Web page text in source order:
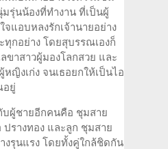
รุ่นน้องที่ทำงาน ที่เป็นผู้
แอบหลงรักเจ้านายอย่าง
กอย่าง โดยสุบรรณเองก็
ขาสาวผู้มองโลกสวย และ
ญิงเก่ง จนเธอยกให้เป็นไอ
อยู่
ายอีกคนคือ ชุมสาย
รางทอง และลูก ชุมสาย
รุนแรง โดยทั้งคู่ใกล้ชิดกัน